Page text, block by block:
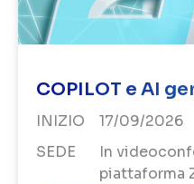
COPILOT e AI
INIZIO
17/09/2026
SEDE
In
piattaforma